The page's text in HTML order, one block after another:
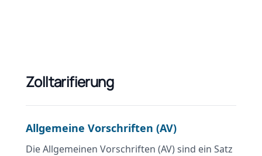
Zolltarifierung
Allgemeine Vorschriften (AV)
Die Allgemeinen Vorschriften (AV) sind ein Satz